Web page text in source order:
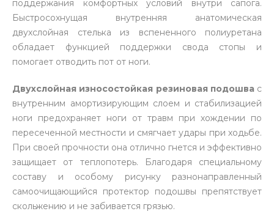
поддержания комфортных условий внутри сапога.
Быстросохнущая внутренняя анатомическая
двухслойная стелька из вспененного полиуретана
обладает функцией поддержки свода стопы и
помогает отводить пот от ноги.
Двухслойная износостойкая резиновая подошвас
внутренним амортизирующим слоем и стабилизацией
ноги предохраняет ноги от травм при хождении по
пересеченной местности и смягчает удары при ходьбе.
При своей прочности она отлично гнется и эффективно
защищает от теплопотерь. Благодаря специальному
составу и особому рисунку разнонаправленный
самоочищающийся протектор подошвы препятствует
скольжению и не забивается грязью.